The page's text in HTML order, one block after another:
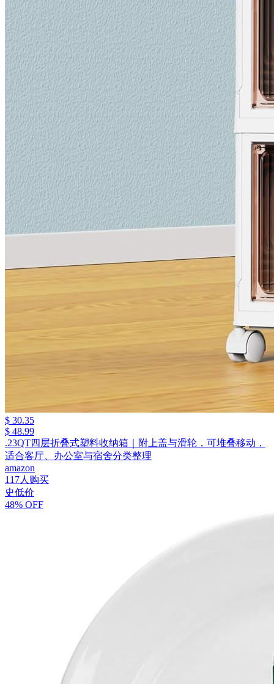
$ 30.35
$ 48.99
.23QT四层折叠式塑料收纳箱｜附上盖与滑轮，可堆叠移动，
适合客厅、办公室与宿舍分类整理
amazon
117人购买
史低价
48% OFF